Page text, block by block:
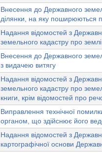
Внесення до Державного
ділянки, на яку поширюються
Надання відомостей з
земельного кадастру про
Внесення до Державного
з видачею витягу
Надання відомостей з
земельного кадастру про
книги, крім відомостей про
Виправлення технічної
органом, що здійснює його
Надання відомостей з
картографічної основи